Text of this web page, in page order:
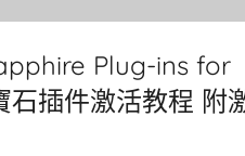
Plug-ins for
插件激活教程 附